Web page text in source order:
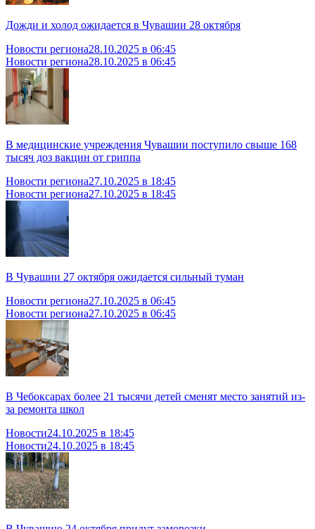
Дожди и холод ожидается в Чувашии 28 октября
Новости региона28.10.2025 в 06:45
Новости региона28.10.2025 в 06:45
В медицинские учреждения Чувашии поступило свыше 168
тысяч доз вакцин от гриппа
Новости региона27.10.2025 в 18:45
Новости региона27.10.2025 в 18:45
В Чувашии 27 октября ожидается сильный туман
Новости региона27.10.2025 в 06:45
Новости региона27.10.2025 в 06:45
В Чебоксарах более 21 тысячи детей сменят место занятий из-
за ремонта школ
Новости24.10.2025 в 18:45
Новости24.10.2025 в 18:45